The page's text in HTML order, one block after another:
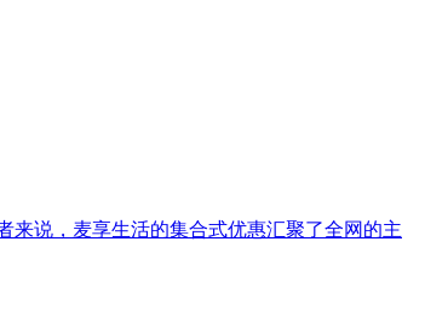
来说，麦享生活的集合式优惠汇聚了全网的主